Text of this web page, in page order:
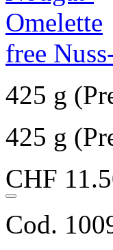
free
425 g
425 g
CHF
Cod.